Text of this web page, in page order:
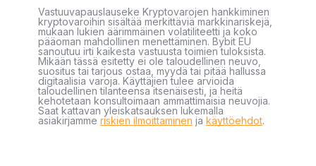
Vastuuvapauslauseke Kryptovarojen hankkiminen
kryptovaroihin sisältää merkittäviä markkinariskejä,
mukaan lukien äärimmäinen volatiliteetti ja koko
pääoman mahdollinen menettäminen. Bybit EU
sanoutuu irti kaikesta vastuusta toimien tuloksista.
Mikään tässä esitetty ei ole taloudellinen neuvo,
suositus tai tarjous ostaa, myydä tai pitää hallussa
digitaalisia varoja. Käyttäjien tulee arvioida
taloudellinen tilanteensa itsenäisesti, ja heitä
kehotetaan konsultoimaan ammattimaisia neuvojia.
Saat kattavan yleiskatsauksen lukemalla
asiakirjamme riskien ilmoittaminen ja käyttöehdot.